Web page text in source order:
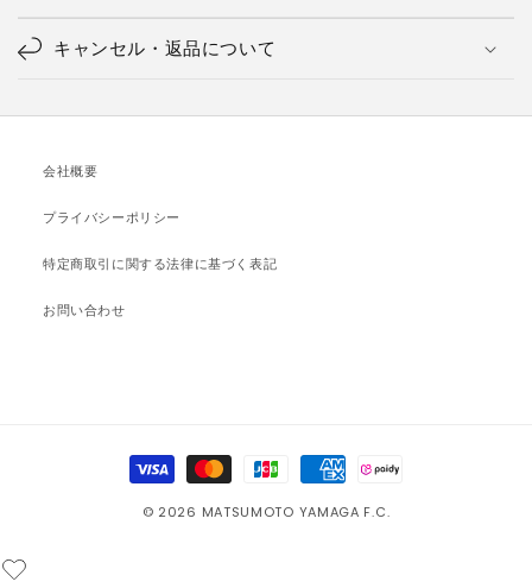
キャンセル・返品について
会社概要
プライバシーポリシー
特定商取引に関する法律に基づく表記
お問い合わせ
決
済
© 2026 MATSUMOTO YAMAGA F.C.